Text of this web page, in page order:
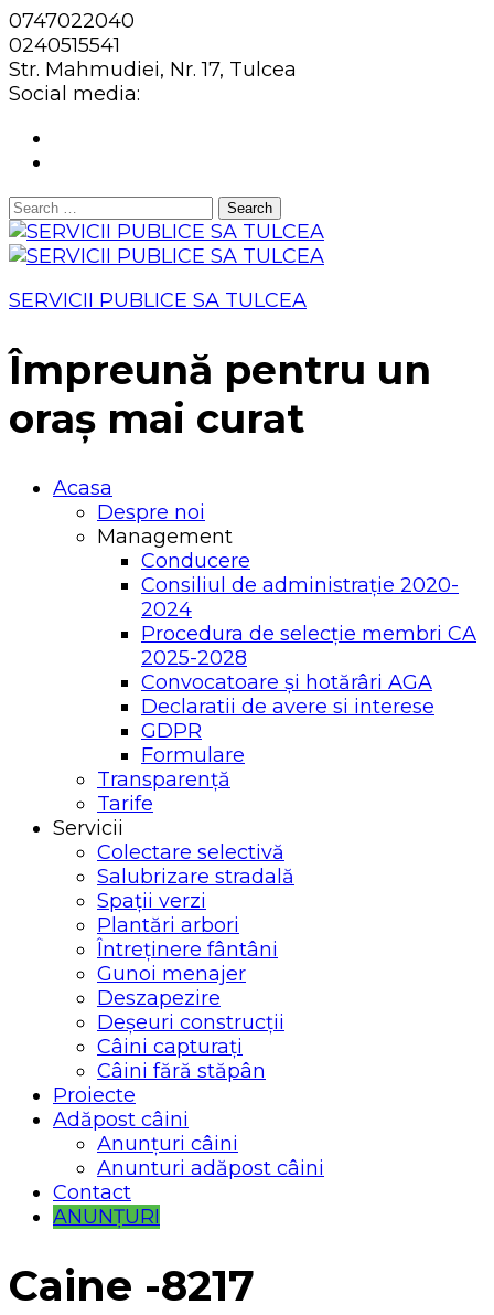
0747022040
0240515541
Str. Mahmudiei, Nr. 17, Tulcea
Social media:
Search
for:
SERVICII PUBLICE SA TULCEA
Împreună pentru un
oraș mai curat
Acasa
Despre noi
Management
Conducere
Consiliul de administrație 2020-
2024
Procedura de selecție membri CA
2025-2028
Convocatoare și hotărâri AGA
Declaratii de avere si interese
GDPR
Formulare
Transparență
Tarife
Servicii
Colectare selectivă
Salubrizare stradală
Spații verzi
Plantări arbori
Întreținere fântâni
Gunoi menajer
Deszapezire
Deșeuri construcții
Câini capturați
Câini fără stăpân
Proiecte
Adăpost câini
Anunțuri câini
Anunturi adăpost câini
Contact
ANUNȚURI
Caine -8217